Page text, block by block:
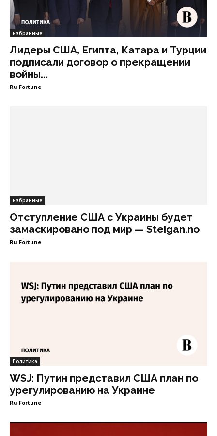
избранные
Лидеры США, Египта, Катара и Турции
подписали договор о прекращении
войны...
Ru Fortune
избранные
Отступление США с Украины будет
замаскировано под мир — Steigan.no
Ru Fortune
Политика
WSJ: Путин представил США план по
урегулированию на Украине
Ru Fortune